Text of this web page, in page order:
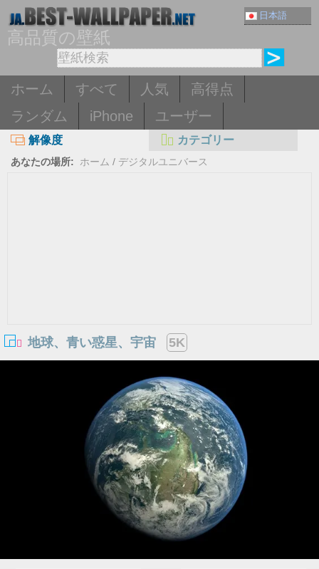
日本語
高品質の壁紙
ホーム すべて 人気
高得点
ランダム
iPhone ユーザー
解像度 カテゴリー
あなたの場所: ホーム / デジタルユニバース
地球、青い惑星、宇宙 5K